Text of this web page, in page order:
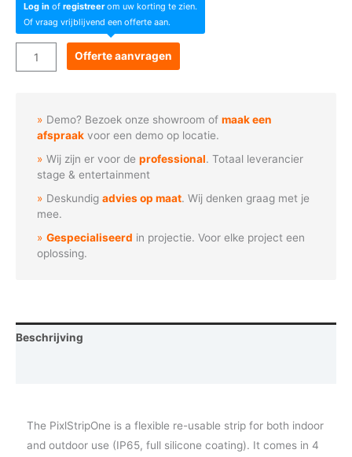
Log in of registreerom uw korting te zien.
Of vraag vrijblijvend een offerte aan.
Lucenti
-
aantal
Offerte aanvragen
Demo? Bezoek onze showroom ofmaak een
afspraak voor een demo op locatie.
Wij zijn er voor deprofessional. Totaal leverancier
stage & entertainment
Deskundigadvies op maat. Wij denken graag met je
mee.
Gespecialiseerd in projectie. Voor elke project een
oplossing.
Beschrijving
The PixlStripOne is a flexible re-usable strip for both indoor
and outdoor use (IP65, full silicone coating). It comes in 4